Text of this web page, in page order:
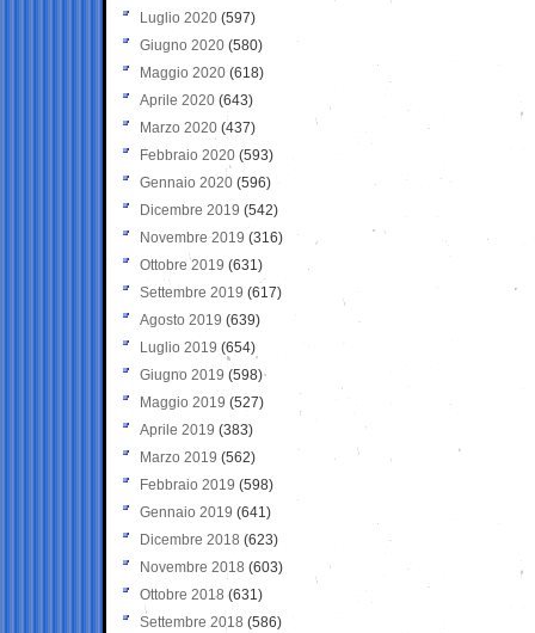
Luglio 2020 (597)
Giugno 2020 (580)
Maggio 2020 (618)
Aprile 2020 (643)
Marzo 2020 (437)
Febbraio 2020 (593)
Gennaio 2020 (596)
Dicembre 2019 (542)
Novembre 2019 (316)
Ottobre 2019 (631)
Settembre 2019 (617)
Agosto 2019 (639)
Luglio 2019 (654)
Giugno 2019 (598)
Maggio 2019 (527)
Aprile 2019 (383)
Marzo 2019 (562)
Febbraio 2019 (598)
Gennaio 2019 (641)
Dicembre 2018 (623)
Novembre 2018 (603)
Ottobre 2018 (631)
Settembre 2018 (586)